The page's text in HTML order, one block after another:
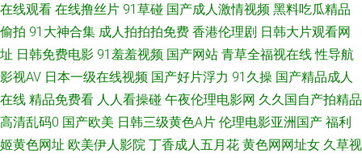
韩性爱网站 91人操 九九午夜成人剧场 91豆花视频社区 国自产成人影视VU
亚洲欧洲综合日韩精品 豆花视频成人社区入口 色成人亚洲婷婷亚洲 91资源
av 性生午夜av 黄色仓库 91香蕉鹿鹿污91 免费小视频在线观看 91拍黄 老湿
在线观看 在线撸丝片 91草碰 国产成人激情视频 黑料吃瓜精品
偷拍 91大神合集 成人拍拍拍免费 香港伦理剧 日韩大片观看网
址 日韩免费电影 91羞羞视频 国产网站 青草全福视在线 性导航
影视AV 日本一级在线视频 国产好片浮力 91久操 国产精品成人
在线 精品免费看 人人看操碰 午夜伦理电影网 久久国自产拍精品
高清乱码0 国产欧美 日韩三级黄色A片 伦理电影亚洲国产 福利
姬黄色网址 欧美伊人影院 丁香成人五月花 黄色网网址女 久草视